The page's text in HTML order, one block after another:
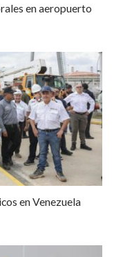
en aeropuerto
en Venezuela